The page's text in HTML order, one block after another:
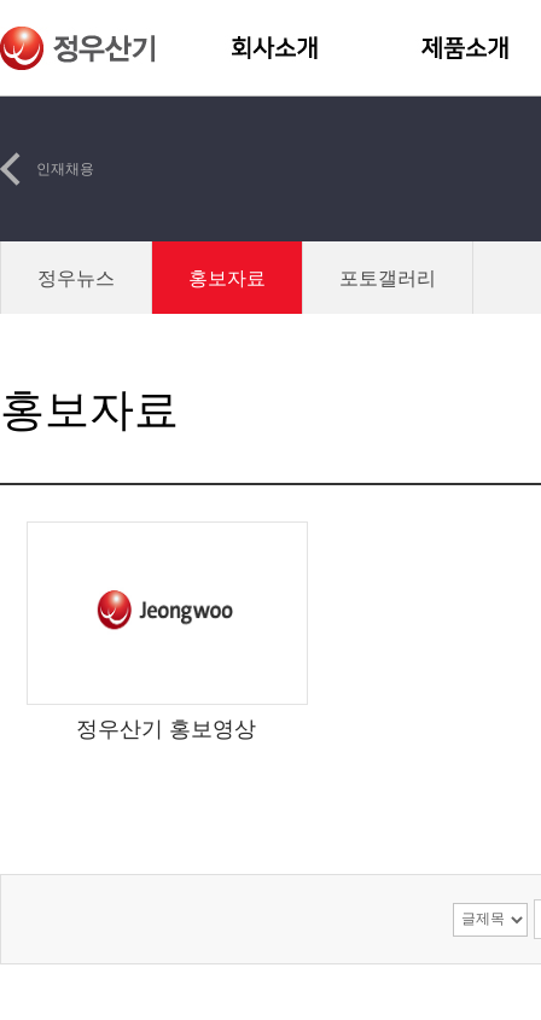
인재채용
정우뉴스 홍보자료 포토갤러리
홍보자료
정우산기 홍보영상